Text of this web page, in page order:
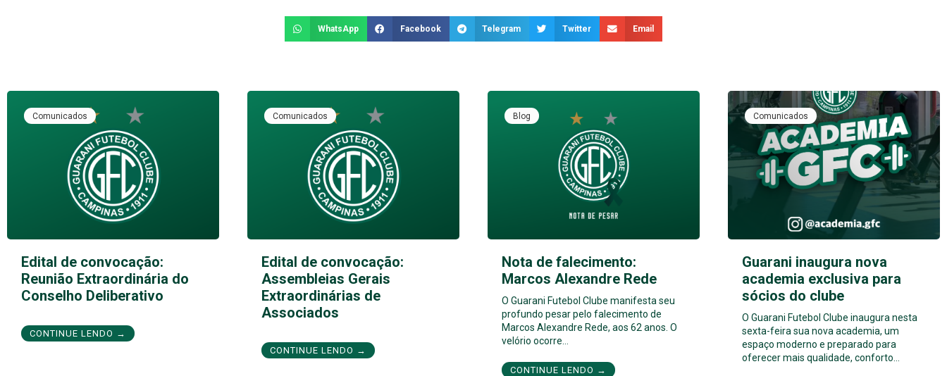
WhatsApp Facebook Telegram Twitter Email
Comunicados
Edital de convocação:
Reunião Extraordinária do
Conselho Deliberativo
CONTINUE LENDO →
Comunicados
Edital de convocação:
Assembleias Gerais
Extraordinárias de
Associados
CONTINUE LENDO →
Blog
Nota de falecimento:
Marcos Alexandre Rede
O Guarani Futebol Clube manifesta seu
profundo pesar pelo falecimento de
Marcos Alexandre Rede, aos 62 anos. O
velório ocorre…
CONTINUE LENDO →
Comunicados
Guarani inaugura nova
academia exclusiva para
sócios do clube
O Guarani Futebol Clube inaugura nesta
sexta-feira sua nova academia, um
espaço moderno e preparado para
oferecer mais qualidade, conforto…